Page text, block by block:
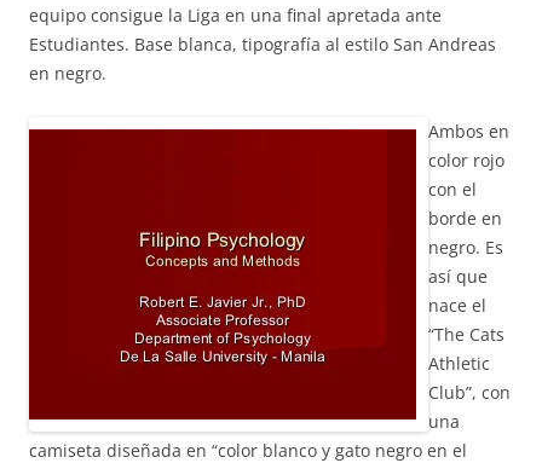
equipo consigue la Liga en una final apretada ante
Estudiantes. Base blanca, tipografía al estilo San Andreas
en negro.
Ambos en
color rojo
con el
borde en
negro. Es
así que
nace el
“The Cats
Athletic
Club”, con
una
camiseta diseñada en “color blanco y gato negro en el